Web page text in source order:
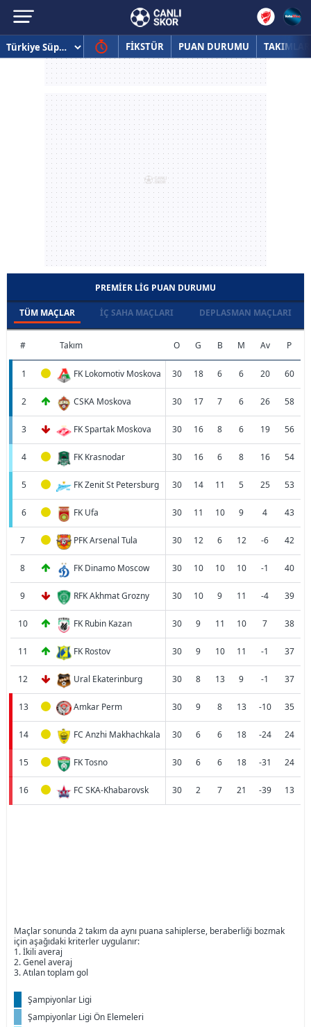
FİKSTÜR PUAN DURUMU TAKIMLAR
PREMIER LIG PUAN DURUMU
TÜM MAÇLAR İÇ SAHA MAÇLARI DEPLASMAN MAÇLARI
# Takım O G B M Av P
1 FK Lokomotiv Moskova 30 18 6 6 20 60
2 CSKA Moskova 30 17 7 6 26 58
3 FK Spartak Moskova 30 16 8 6 19 56
4 FK Krasnodar 30 16 6 8 16 54
5 FK Zenit St Petersburg 30 14 11 5 25 53
6 FK Ufa 30 11 10 9 4 43
7 PFK Arsenal Tula 30 12 6 12 -6 42
8 FK Dinamo Moscow 30 10 10 10 -1 40
9 RFK Akhmat Grozny 30 10 9 11 -4 39
10 FK Rubin Kazan 30 9 11 10 7 38
11 FK Rostov 30 9 10 11 -1 37
12 Ural Ekaterinburg 30 8 13 9 -1 37
13 Amkar Perm 30 9 8 13 -10 35
14 FC Anzhi Makhachkala 30 6 6 18 -24 24
15 FK Tosno 30 6 6 18 -31 24
16 FC SKA-Khabarovsk 30 2 7 21 -39 13
Maçlar sonunda 2 takım da aynı puana sahiplerse, beraberliği bozmak
için aşağıdaki kriterler uygulanır:
1. İkili averaj
2. Genel averaj
3. Atılan toplam gol
Şampiyonlar Ligi
Şampiyonlar Ligi Ön Elemeleri